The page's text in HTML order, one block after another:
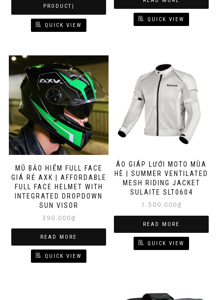
PRODUCT)
QUICK VIEW
QUICK VIEW
MŨ BẢO HIỂM FULL FACE
GIÁ RẺ AXK | AFFORDABLE
FULL FACE HELMET WITH
INTEGRATED DROPDOWN
SUN VISOR
390.000₫
READ MORE
QUICK VIEW
ÁO GIÁP LƯỚI MOTO MÙA
HÈ | SUMMER VENTILATED
MESH RIDING JACKET
SULAITE SLT0604
1.500.000₫
READ MORE
QUICK VIEW